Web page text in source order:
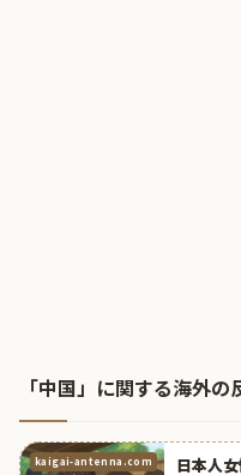
「中国」に関する海外の
kaigai-antenna.com
日本人